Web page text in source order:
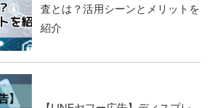
査とは？活用シーンとメリットを
紹介